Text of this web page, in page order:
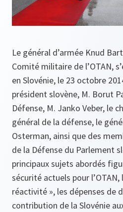
Le général d’armée Knud
Comité militaire de l’OTAN,
en Slovénie, le 23 octobre
président slovène, M. Borut
Défense, M. Janko Veber, le
général de la défense, le
Osterman, ainsi que des
de la Défense du Parlement
principaux sujets abordés
sécurité actuels pour l’OTAN,
réactivité », les dépenses de
contribution de la Slovénie